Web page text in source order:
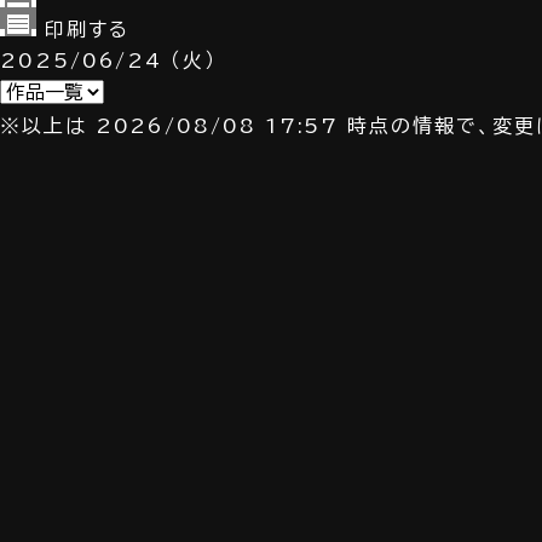
印刷する
2025/06/24
（火）
※以上は 2026/08/08 17:57 時点の情報で、変更に